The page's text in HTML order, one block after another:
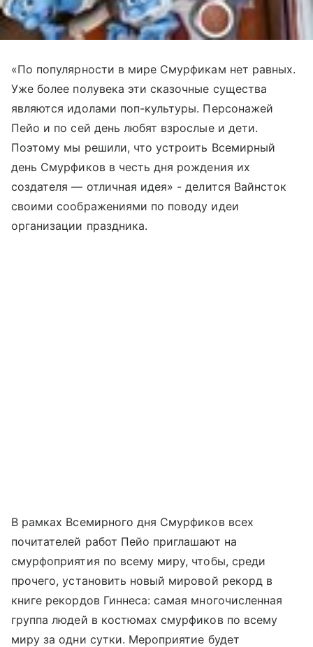
«По популярности в мире Смурфикам нет равных.
Уже более полувека эти сказочные существа
являются идолами поп-культуры. Персонажей
Пейо и по сей день любят взрослые и дети.
Поэтому мы решили, что устроить Всемирный
день Смурфиков в честь дня рождения их
создателя — отличная идея» - делится Вайнсток
своими соображениями по поводу идеи
организации праздника.
В рамках Всемирного дня Смурфиков всех
почитателей работ Пейо приглашают на
смурфоприятия по всему миру, чтобы, среди
прочего, установить новый мировой рекорд в
книге рекордов Гиннеса: самая многочисленная
группа людей в костюмах смурфиков по всему
миру за одни сутки. Мероприятие будет